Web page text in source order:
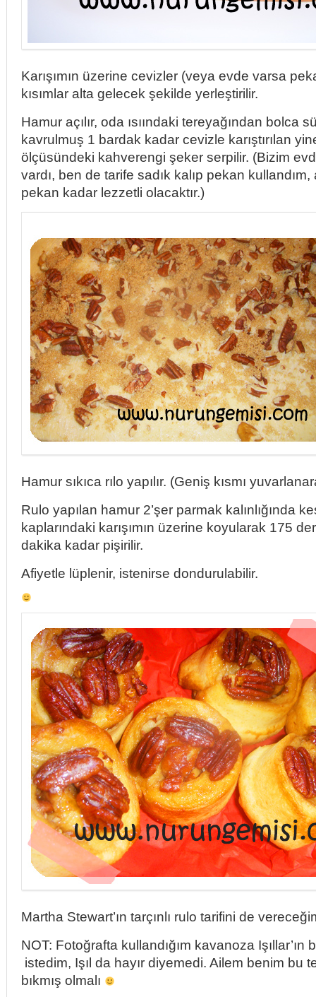
Karışımın üzerine cevizler (veya evde varsa
kısımlar alta gelecek şekilde yerleştirilir.
Hamur açılır, oda ısıındaki tereyağından bolca
kavrulmuş 1 bardak kadar cevizle karıştırılan
ölçüsündeki kahverengi şeker serpilir. (Bizim
vardı, ben de tarife sadık kalıp pekan
pekan kadar lezzetli olacaktır.)
Hamur sıkıca rılo yapılır. (Geniş kısmı
Rulo yapılan hamur 2’şer parmak kalınlığında
kaplarındaki karışımın üzerine koyularak 175
dakika kadar pişirilir.
Afiyetle lüplenir, istenirse dondurulabilir.
Martha Stewart’ın tarçınlı rulo tarifini de
NOT: Fotoğrafta kullandığım kavanoza
istedim, Işıl da hayır diyemedi. Ailem benim bu
bıkmış olmalı